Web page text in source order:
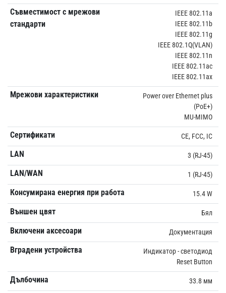
Съвместимост с мрежови
стандарти
IEEE 802.11a
IEEE 802.11b
IEEE 802.11g
IEEE 802.1Q(VLAN)
IEEE 802.11n
IEEE 802.11ac
IEEE 802.11ax
Мрежови характеристики
Power over Ethernet plus
(PoE+)
MU-MIMO
Сертификати CE, FCC, IC
LAN 3 (RJ-45)
LAN/WAN 1 (RJ-45)
Консумирана енергия при работа 15.4 W
Външен цвят Бял
Включени аксесоари Документация
Вградени устройства
Индикатор - светодиод
Reset Button
Дълбочина 33.8 мм